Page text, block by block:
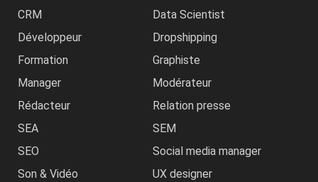
CRM
Data Scientist
Développeur
Dropshipping
Formation
Graphiste
Manager
Modérateur
Rédacteur
Relation presse
SEA
SEM
SEO
Social media manager
Son & Vidéo
UX designer